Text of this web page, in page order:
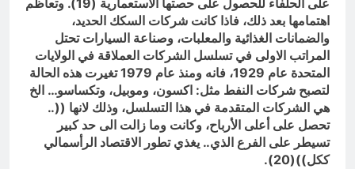
على الحلفاء للحصول على حصتها الاستعمارية (19). وتعاظم
اهتمامها بعد ذلك، فاذا كانت شركات السكك الحديد،
والضمانات الغذائية والمعلبات، وصناعة السيارات تحتل
المراتب الاولى في تسلسل الشركات العملاقة في الولايات
المتحدة عام 1929، فانه ومنذ عام 1979 تغيرت هذه الحالة
لتصبح شركات النفط مثل: اكسون، وموبيل، وتكساسو… الخ
هي الشركات المتقدمة في هذا التسلسل، وذلك لانها ((..
تحصل على أعلى الأرباح، وكانت وما زالت الى حد كبير
تسيطر على الفرع الذي.. يغذي تطور الاقتصاد الرأسمالي
ككل))(20).